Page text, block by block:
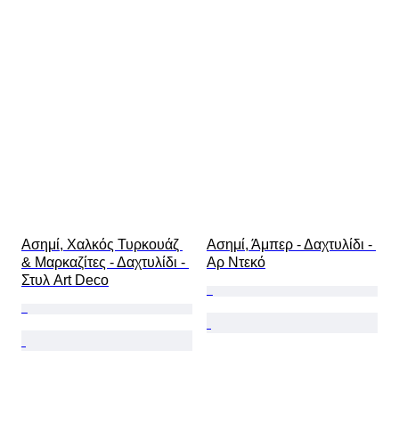
Ασημί, Χαλκός Τυρκουάζ
& Μαρκαζίτες - Δαχτυλίδι -
Στυλ Art Deco
Ασημί, Άμπερ - Δαχτυλίδι -
Αρ Ντεκό